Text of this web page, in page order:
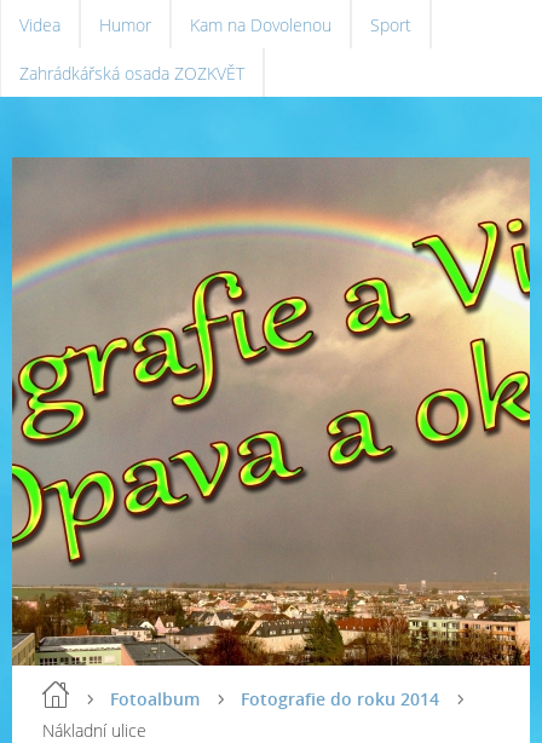
Videa Humor Kam na Dovolenou Sport
Zahrádkářská osada ZOZKVĚT
Fotoalbum
Fotografie do roku 2014
Nákladní ulice